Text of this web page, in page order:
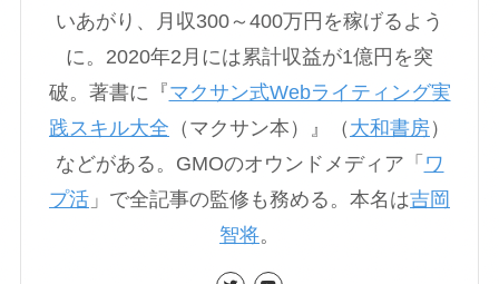
いあがり、月収300～400万円を稼げるよう
に。2020年2月には累計収益が1億円を突
破。著書に『マクサン式Webライティング実
践スキル大全 （マクサン本）』（ 大和書房）
などがある。GMOのオウンドメディア「 ワ
プ活 」で全記事の監修も務める。本名は吉岡
智将。